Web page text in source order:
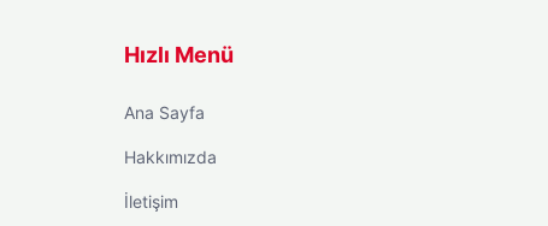
Hızlı Menü
Ana Sayfa
Hakkımızda
İletişim